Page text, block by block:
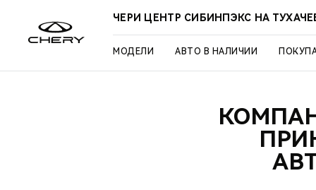
ЧЕРИ ЦЕНТР СИБИНПЭКС НА
МОДЕЛИ АВТО В НАЛИЧИИ